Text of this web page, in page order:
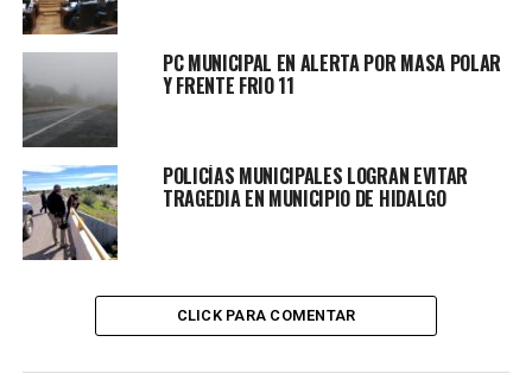
UP NEXT
NIÑA ES REPORTADA “DESAPARECIDA”, LA LOCALIZAN SIN
VIDA EN UNA ALBERCA
NO DEJES DE VER
“UNA VISIÓN CLARA PARA TODOS”; LLEVA DIF LENTES
GRATUITOS PARA QUIENES MÁS LO NECESITAN
PC MUNICIPAL EN ALERTA POR MASA POLAR
Y FRENTE FRIO 11
POLICÍAS MUNICIPALES LOGRAN EVITAR
TRAGEDIA EN MUNICIPIO DE HIDALGO
CLICK PARA COMENTAR